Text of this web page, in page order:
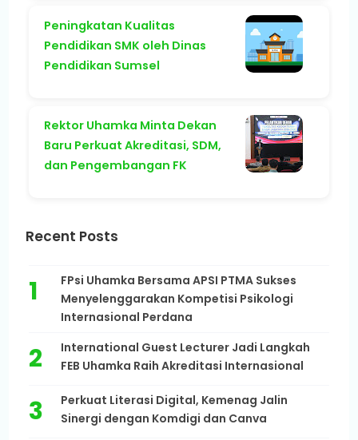
Peningkatan Kualitas
Pendidikan SMK oleh Dinas
Pendidikan Sumsel
Rektor Uhamka Minta Dekan
Baru Perkuat Akreditasi, SDM,
dan Pengembangan FK
Recent Posts
FPsi Uhamka Bersama APSI PTMA Sukses
Menyelenggarakan Kompetisi Psikologi
Internasional Perdana
International Guest Lecturer Jadi Langkah
FEB Uhamka Raih Akreditasi Internasional
Perkuat Literasi Digital, Kemenag Jalin
Sinergi dengan Komdigi dan Canva